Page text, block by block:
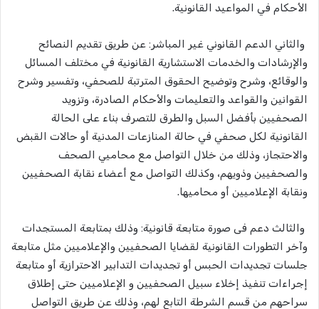
الأحكام في المواعيد القانونية.
والثاني الدعم القانوني غير المباشر: عن طريق تقديم النصائح
والإرشادات والخدمات الاستشارية القانونية في مختلف المسائل
والوقائع، وشرح وتوضيح الحقوق المترتبة للصحفي، وتفسير وشرح
القوانين والقواعد والتعليمات والأحكام الصادرة، وتزويد
الصحفيين بأفضل السبل والطرق للتصرف بناء على الحالة
القانونية لكل صحفي في حالة المنازعات المدنية أو حالات القبض
والاحتجاز، وذلك من خلال التواصل مع محاميي الصحف
والصحفيين وذويهم، وكذلك التواصل مع أعضاء نقابة الصحفيين
ونقابة الإعلاميين أو محاميها.
والثالث دعم فى صورة متابعة قانونية: وذلك بمتابعة المستجدات
وآخر التطورات القانونية لقضايا الصحفيين والإعلاميين مثل متابعة
جلسات تجديدات الحبس أو تجديدات التدابير الاحترازية أو متابعة
إجراءات تنفيذ إخلاء سبيل الصحفيين و الإعلاميين حتى إطلاق
سراحهم من قسم الشرطة التابع لهم، وذلك عن طريق التواصل